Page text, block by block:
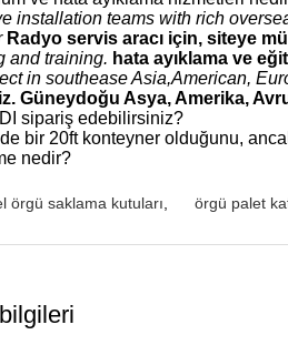
installation teams with rich
Radyo servis aracı için, siteye
and training. hata ayıklama ve
in southease Asia,American,
Güneydoğu Asya, Amerika,
sipariş edebilirsiniz?
bir 20ft konteyner olduğunu,
nedir?
örgü saklama kutuları örgü palet